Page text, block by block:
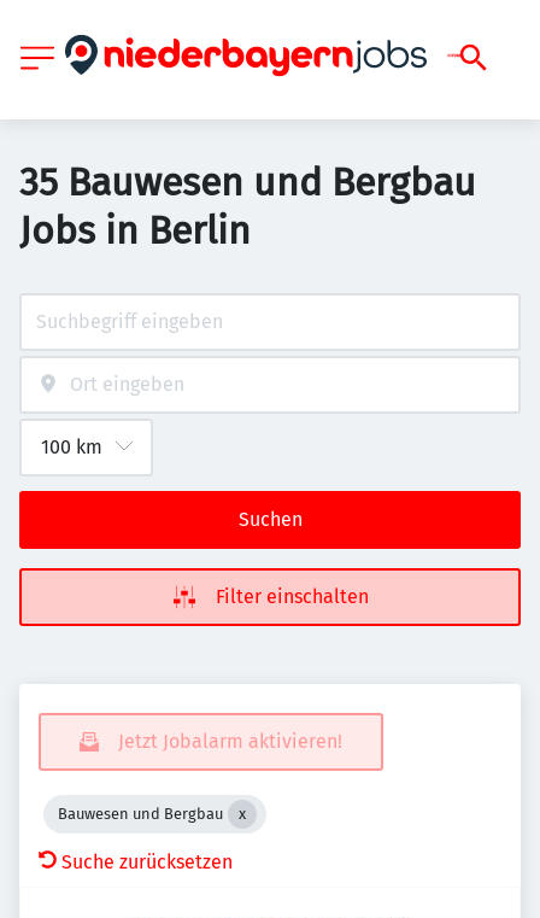
35 Bauwesen und Bergbau
Jobs in Berlin
Suchen
Filter einschalten
Jetzt Jobalarm aktivieren!
Bauwesen und Bergbau
Suche zurücksetzen